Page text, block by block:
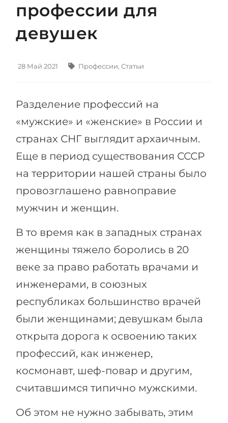
Языковая виза
Штудиенколлеги
Курсы штудиенколлег
Подготовка к вузу
Подготовка к штудиенколлег
Специальные курсы
Математика
Портфолио
ГЕОГРАФИЯ
Земли
Города
ПРОФЕССИИ
Профессии
Специальности
Примеры вакансий
КАРЬЕРНОЕ ОРИЕНТИРОВАНИЕ
Тест Голланда
Тест Карта Интересов
Успехна
Штудиенколлег
Магистратура
Колледжа
IB-Diploma
1 курса
2-3 курса
Бакалавриата
ПОСТУПАЕМ НА...
Медицина
Инженерия
Физика
Менеджмент
Другая специальность
ПОСТУПАЕМ ИЗ...
Россия
Казахстан
профессии для
девушек
28 Май 2021 Профессии, Статьи
Разделение профессий на
«мужские» и «женские» в России и
странах СНГ выглядит архаичным.
Еще в период существования СССР
на территории нашей страны было
провозглашено равноправие
мужчин и женщин.
В то время как в западных странах
женщины тяжело боролись в 20
веке за право работать врачами и
инженерами, в союзных
республиках большинство врачей
были женщинами; девушкам была
открыта дорога к освоению таких
профессий, как инженер,
космонавт, шеф-повар и другим,
считавшимся типично мужскими.
Об этом не нужно забывать, этим